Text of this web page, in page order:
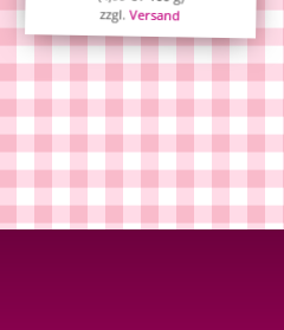
zzgl.Versand